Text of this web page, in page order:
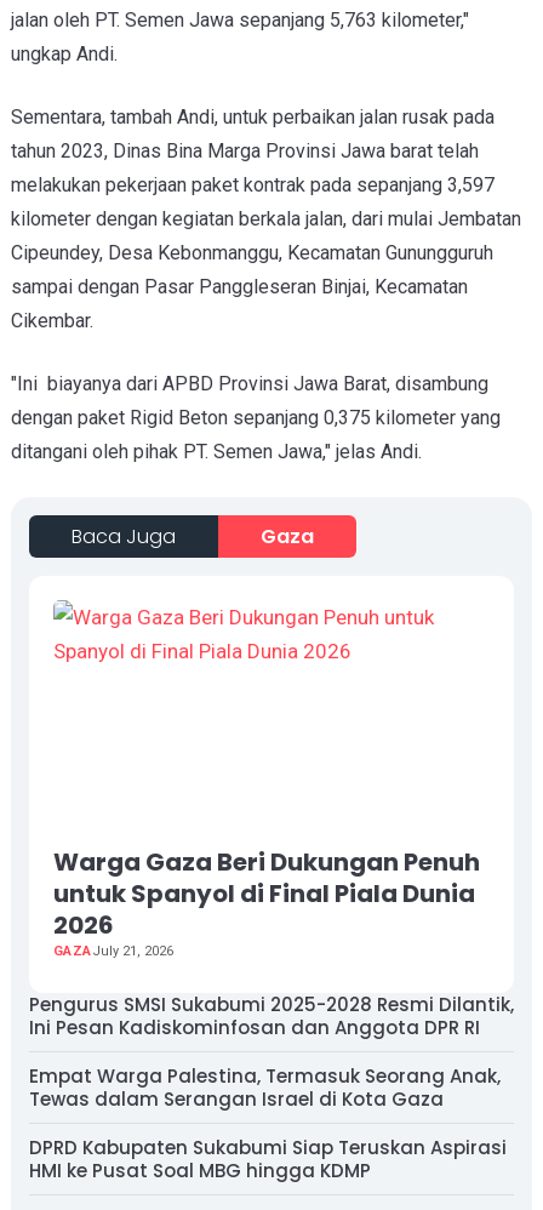
jalan oleh PT. Semen Jawa sepanjang 5,763 kilometer,"
ungkap Andi.
Sementara, tambah Andi, untuk perbaikan jalan rusak pada
tahun 2023, Dinas Bina Marga Provinsi Jawa barat telah
melakukan pekerjaan paket kontrak pada sepanjang 3,597
kilometer dengan kegiatan berkala jalan, dari mulai Jembatan
Cipeundey, Desa Kebonmanggu, Kecamatan Gunungguruh
sampai dengan Pasar Panggleseran Binjai, Kecamatan
Cikembar.
"Ini biayanya dari APBD Provinsi Jawa Barat, disambung
dengan paket Rigid Beton sepanjang 0,375 kilometer yang
ditangani oleh pihak PT. Semen Jawa," jelas Andi.
Baca Juga Gaza
Warga Gaza Beri Dukungan Penuh
untuk Spanyol di Final Piala Dunia
2026
GAZAJuly 21, 2026
Pengurus SMSI Sukabumi 2025-2028 Resmi Dilantik,
Ini Pesan Kadiskominfosan dan Anggota DPR RI
Empat Warga Palestina, Termasuk Seorang Anak,
Tewas dalam Serangan Israel di Kota Gaza
DPRD Kabupaten Sukabumi Siap Teruskan Aspirasi
HMI ke Pusat Soal MBG hingga KDMP